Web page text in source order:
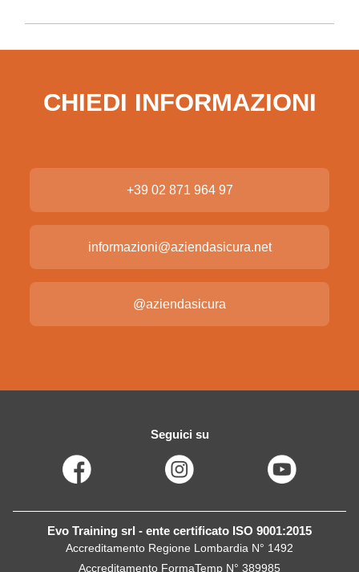
CHIEDI INFORMAZIONI
+39 02 871 964 97
informazioni@aziendasicura.net
@aziendasicura
Seguici su
Evo Training srl - ente certificato ISO 9001:2015
Accreditamento Regione Lombardia N° 1492
Accreditamento FormaTemp N° 389985